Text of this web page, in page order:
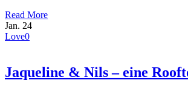
Read More
Jan. 24
Love0
Jaqueline & Nils – eine